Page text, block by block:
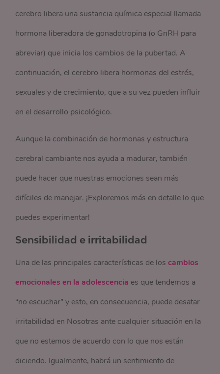
cerebro libera una sustancia química especial llamada
hormona liberadora de gonadotropina (o GnRH para
abreviar) que inicia los cambios de la pubertad. A
continuación, el cerebro libera hormonas del estrés,
sexuales y de crecimiento, que a su vez pueden influir
en el desarrollo psicológico.
Aunque la combinación de hormonas y estructura
cerebral cambiante nos ayuda a madurar, también
puede hacer que nuestras emociones sean más
difíciles de manejar. ¡Exploremos más en detalle lo que
puedes experimentar!
Sensibilidad e irritabilidad
Una de las principales características de loscambios
emocionales en la adolescencia es que tendemos a
“no escuchar” y esto, en consecuencia, puede desatar
irritabilidad en Nosotras ante cualquier situación en la
que no estemos de acuerdo con lo que nos están
diciendo. Igualmente, habrá un sentimiento de